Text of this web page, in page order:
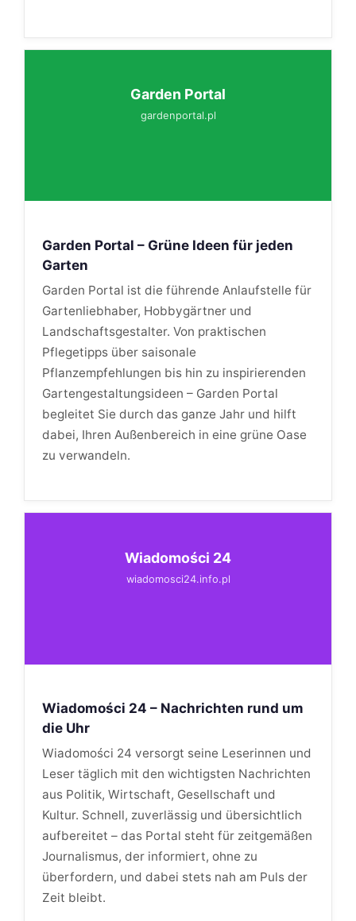
Garden Portal
gardenportal.pl
Garden Portal – Grüne Ideen für jeden
Garten
Garden Portal ist die führende Anlaufstelle für
Gartenliebhaber, Hobbygärtner und
Landschaftsgestalter. Von praktischen
Pflegetipps über saisonale
Pflanzempfehlungen bis hin zu inspirierenden
Gartengestaltungsideen – Garden Portal
begleitet Sie durch das ganze Jahr und hilft
dabei, Ihren Außenbereich in eine grüne Oase
zu verwandeln.
Wiadomości 24
wiadomosci24.info.pl
Wiadomości 24 – Nachrichten rund um
die Uhr
Wiadomości 24 versorgt seine Leserinnen und
Leser täglich mit den wichtigsten Nachrichten
aus Politik, Wirtschaft, Gesellschaft und
Kultur. Schnell, zuverlässig und übersichtlich
aufbereitet – das Portal steht für zeitgemäßen
Journalismus, der informiert, ohne zu
überfordern, und dabei stets nah am Puls der
Zeit bleibt.